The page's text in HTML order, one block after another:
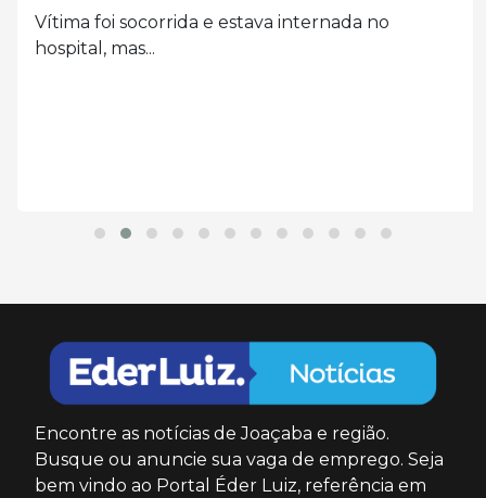
Vítima foi socorrida e estava internada no
hospital, mas...
Encontre as notícias de Joaçaba e região.
Busque ou anuncie sua vaga de emprego. Seja
bem vindo ao Portal Éder Luiz, referência em